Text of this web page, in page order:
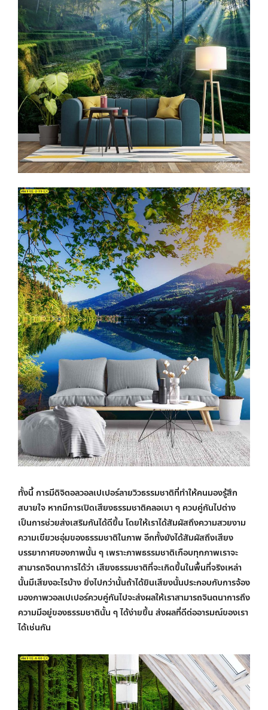
ทั้งนี้ การมีดิจิตอลวอลเปเปอร์ลายวิวธรรมชาติที่ทำให้คนมองรู้สึก
สบายใจ หากมีการเปิดเสียงธรรมชาติคลอเบา ๆ ควบคู่กันไปต่าง
เป็นการช่วยส่งเสริมกันได้ดีขึ้น โดยให้เราได้สัมผัสถึงความสวยงาม
ความเขียวชอุ่มของธรรมชาติในภาพ อีกทั้งยังได้สัมผัสถึงเสียง
บรรยากาศของภาพนั้น ๆ เพราะภาพธรรมชาติเกือบทุกภาพเราจะ
สามารถจิตนาการได้ว่า เสียงธรรมชาติที่จะเกิดขึ้นในพื้นที่จริงเหล่า
นั้นมีเสียงอะไรบ้าง ยิ่งไปกว่านั้นถ้าได้ยินเสียงนั้นประกอบกับการจ้อง
มองภาพวอลเปเปอร์ควบคู่กันไปจะส่งผลให้เราสามารถจินตนาการถึง
ความมีอยู่ของธรรมชาตินั้น ๆ ได้ง่ายขึ้น ส่งผลที่ดีต่ออารมณ์ของเรา
ได้เช่นกัน